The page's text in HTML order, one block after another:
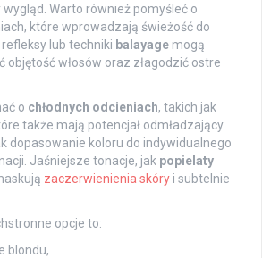
Warto również pomyśleć o
które wprowadzają świeżość do
lub techniki balayage mogą
objętość włosów oraz złagodzić ostre
o chłodnych odcieniach, takich jak
także mają potencjał odmładzający.
dopasowanie koloru do indywidualnego
Jaśniejsze tonacje, jak popielaty
zaczerwienienia skóry i subtelnie
opcje to:
blondu,